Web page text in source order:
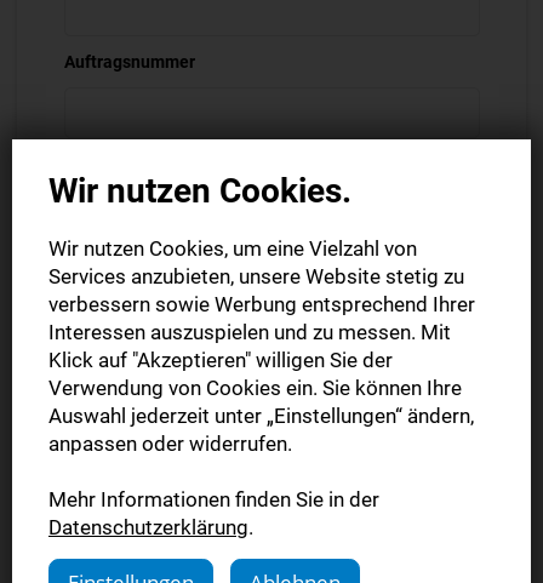
Auftragsnummer
Ihre Kunden- und Auftragsnummer finden Sie auf Ihrer
Auftragsbestätigung oder Rechnung.
Vor- und Nachname *
Firma
PLZ *
Ort *
Wir nutzen Cookies.
Wir nutzen Cookies, um eine Vielzahl von
Services anzubieten, unsere Website stetig zu
verbessern sowie Werbung entsprechend Ihrer
Interessen auszuspielen und zu messen. Mit
Klick auf "Akzeptieren" willigen Sie der
Verwendung von Cookies ein. Sie können Ihre
Auswahl jederzeit unter „Einstellungen“ ändern,
anpassen oder widerrufen.
Mehr Informationen finden Sie in der
Datenschutzerklärung.